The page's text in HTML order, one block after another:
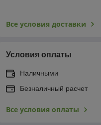
Все условия доставки
Условия оплаты
Наличными
Безналичный расчет
Все условия оплаты